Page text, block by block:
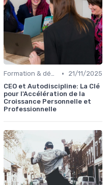
Formation & développement du leadership •
21/11/2025
CEO et Autodiscipline: La Clé
pour l'Accélération de la
Croissance Personnelle et
Professionnelle